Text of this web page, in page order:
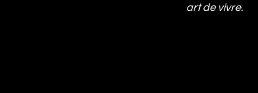
art de vivre.